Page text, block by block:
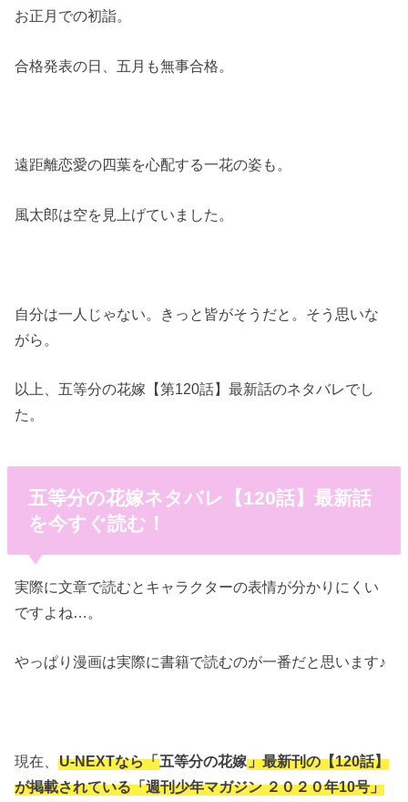
お正月での初詣。
合格発表の日、五月も無事合格。
遠距離恋愛の四葉を心配する一花の姿も。
風太郎は空を見上げていました。
自分は一人じゃない。きっと皆がそうだと。そう思いな
がら。
以上、五等分の花嫁【第120話】最新話のネタバレでし
た。
五等分の花嫁ネタバレ【120話】最新話
を今すぐ読む！
実際に文章で読むとキャラクターの表情が分かりにくい
ですよね…。
やっぱり漫画は実際に書籍で読むのが一番だと思います♪
現在、U-NEXTなら「五等分の花嫁」最新刊の【120話】
が掲載されている「週刊少年マガジン ２０２０年10号」